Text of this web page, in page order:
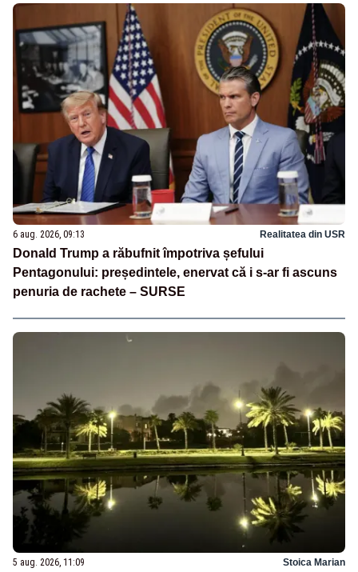
6 aug. 2026, 09:13 Realitatea din USR
Donald Trump a răbufnit împotriva șefului
Pentagonului: președintele, enervat că i s-ar fi ascuns
penuria de rachete – SURSE
5 aug. 2026, 11:09 Stoica Marian